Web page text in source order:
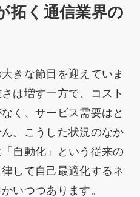
拓く通信業界の
きな節目を迎えていま
は増す一方で、コスト
く、サービス需要はと
。こうした状況のなか
自動化」という従来の
して自己最適化するネ
いつつあります。